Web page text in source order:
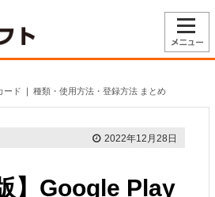
ード ❘ 種類・使用方法・登録方法 まとめ
2022年12月28日
】Google Play